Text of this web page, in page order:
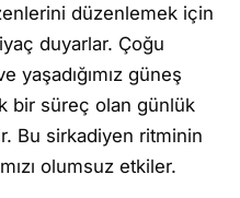
düzenlemek için
duyarlar. Çoğu
yaşadığımız güneş
bir süreç olan günlük
Bu sirkadiyen ritminin
olumsuz etkiler.